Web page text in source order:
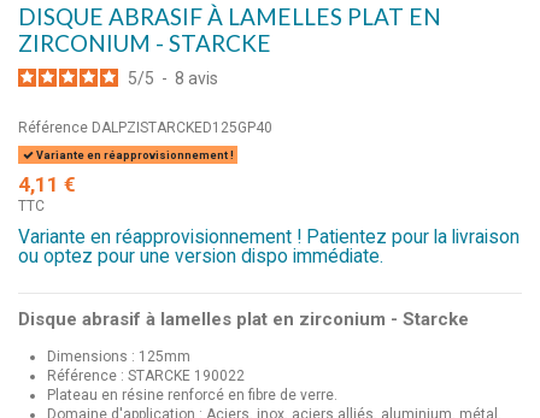
DISQUE ABRASIF À LAMELLES PLAT EN
ZIRCONIUM - STARCKE
5/5 - 8 avis
Référence DALPZISTARCKED125GP40
Variante en réapprovisionnement !
4,11 €
TTC
Variante en réapprovisionnement ! Patientez pour la livraison
ou optez pour une version dispo immédiate.
Disque abrasif à lamelles plat en zirconium - Starcke
Dimensions : 125mm
Référence : STARCKE 190022
Plateau en résine renforcé en fibre de verre.
Domaine d'application : Aciers, inox, aciers alliés, aluminium, métal,